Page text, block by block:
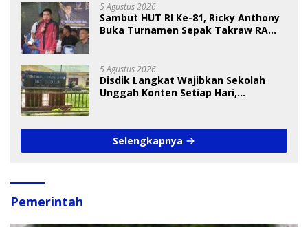
5 Agustus 2026
Sambut HUT RI Ke-81, Ricky Anthony
Buka Turnamen Sepak Takraw RA
5 Agustus 2026
Disdik Langkat Wajibkan Sekolah
Unggah Konten Setiap Hari,
Selengkapnya
Pemerintah